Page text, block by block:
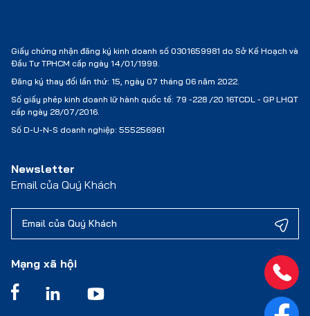
Giấy chứng nhận đăng ký kinh doanh số 0301659981 do Sở Kế Hoạch và
Đầu Tư TPHCM cấp ngày 14/01/1999.
Đăng ký thay đổi lần thứ: 15, ngày 07 tháng 06 năm 2022.
Số giấy phép kinh doanh lữ hành quốc tế: 79 -228 /20 16TCDL - GP LHQT
cấp ngày 28/07/2016.
Số D-U-N-S doanh nghiệp: 555256961
Newsletter
Email của Quý Khách
Mạng xã hội